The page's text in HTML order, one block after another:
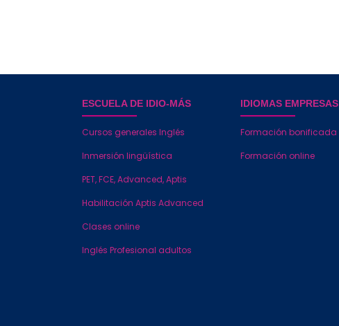
ESCUELA DE IDIO-MÁS
Cursos generales Inglés
Inmersión lingüística
PET, FCE, Advanced, Aptis
Habilitación Aptis Advanced
Clases online
Inglés Profesional adultos
IDIOMAS EMPRESAS
Formación bonificada
Formación online